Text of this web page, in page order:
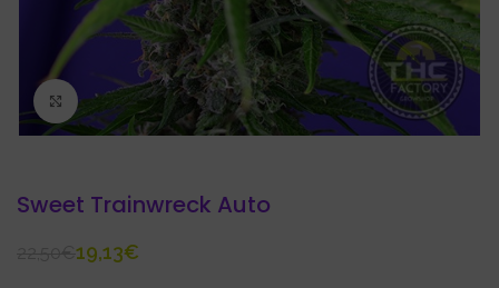
Click to enlarge
Sweet Trainwreck Auto
19,13€